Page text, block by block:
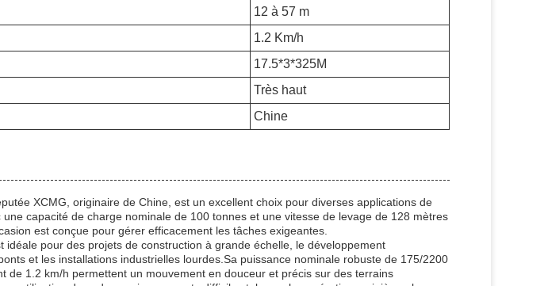
12 à 57 m
1.2 Km/h
17.5*3*325M
Très haut
Chine
XCMG, originaire de Chine, est un excellent choix pour diverses applications de
capacité de charge nominale de 100 tonnes et une vitesse de levage de 128 mètres
est conçue pour gérer efficacement les tâches exigeantes.
idéale pour des projets de construction à grande échelle, le développement
et les installations industrielles lourdes.Sa puissance nominale robuste de 175/2200
de 1.2 km/h permettent un mouvement en douceur et précis sur des terrains